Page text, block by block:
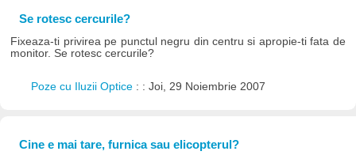
Se rotesc cercurile?
Fixeaza-ti privirea pe punctul negru din centru si apropie-ti fata de
monitor. Se rotesc cercurile?
Poze cu Iluzii Optice : : Joi, 29 Noiembrie 2007
Cine e mai tare, furnica sau elicopterul?